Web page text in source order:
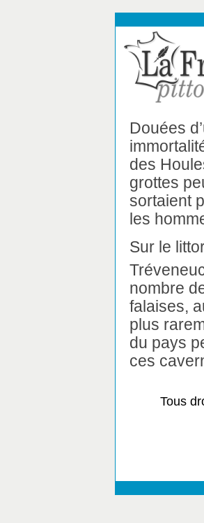
Douées
des
grottes
sortaient
les
Sur le
nombre
falaises,
plus
du pays
ces
Tous